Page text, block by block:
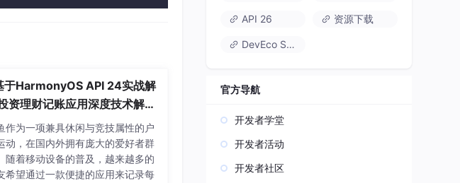
于HarmonyOS API 24实战解
资理财记账应用深度技术解析,
原则（对扩展开放、对修改关
的实践，是构建可维护软件系
黄金准则
作为一项兼具休闲与竞技属性的户
动，在国内外拥有庞大的爱好者群
随着移动设备的普及，越来越多的
希望通过一款便捷的应用来记录每
API 26 资源下载
DevEco Studio
官方导航
开发者学堂
开发者活动
开发者社区